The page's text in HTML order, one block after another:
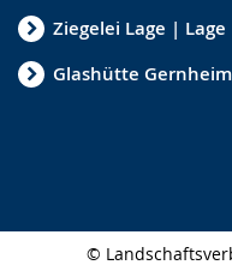
Ziegelei Lage | Lage
Glashütte
©